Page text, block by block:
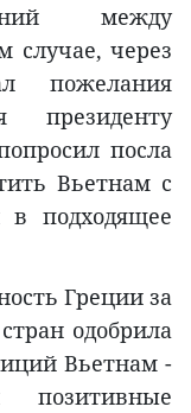
между
случае, через
пожелания
президенту
посла
Вьетнам с
в подходящее
Греции за
одобрила
Вьетнам -